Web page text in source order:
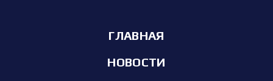
ГЛАВНАЯ
НОВОСТИ